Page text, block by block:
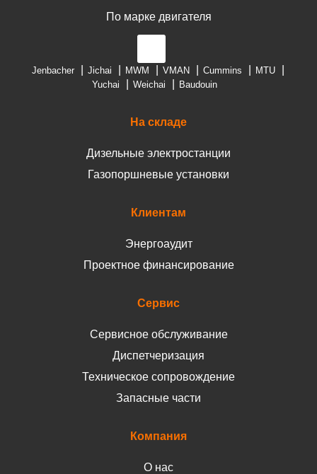
По марке двигателя
Jenbacher Jichai MWM VMAN Cummins
MTU
Yuchai
Weichai Baudouin
На складе
Дизельные электростанции
Газопоршневые установки
Клиентам
Энергоаудит
Проектное финансирование
Сервис
Сервисное обслуживание
Диспетчеризация
Техническое сопровождение
Запасные части
Компания
О нас